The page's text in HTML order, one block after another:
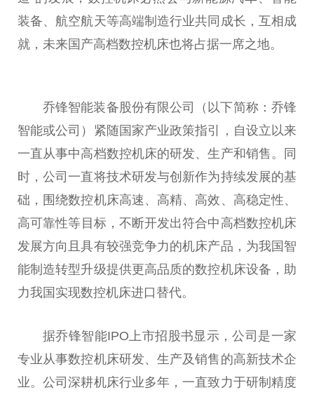
装备、航空航天等高端制造行业共同成长，互相成
就，未来国产高档数控机床也将占据一席之地。
乔锋智能装备股份有限公司（以下简称：乔锋
智能或公司）紧随国家产业政策指引，自设立以来
一直从事中高档数控机床的研发、生产和销售。同
时，公司一直将技术研发与创新作为持续发展的基
础，围绕数控机床高速、高精、高效、高稳定性、
高可靠性等目标，不断开发出符合中高档数控机床
发展方向且具有较强竞争力的机床产品，为我国智
能制造转型升级提供更高品质的数控机床设备，助
力我国实现数控机床进口替代。
据乔锋智能IPO上市招股书显示，公司是一家
专业从事数控机床研发、生产及销售的高新技术企
业。公司深耕机床行业多年，一直致力于研制精度